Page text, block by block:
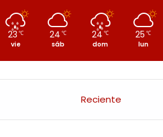
23 ℃
vie
24 ℃
sáb
24℃
dom
25 ℃
lun
Reciente